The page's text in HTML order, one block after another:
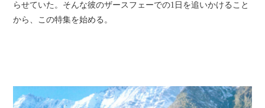
らせていた。そんな彼のザースフェーでの1日を追いかけること
から、この特集を始める。